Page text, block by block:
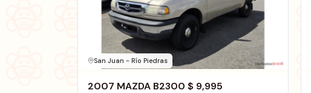
San Juan - Río Piedras
2007 MAZDA B2300 $ 9,995